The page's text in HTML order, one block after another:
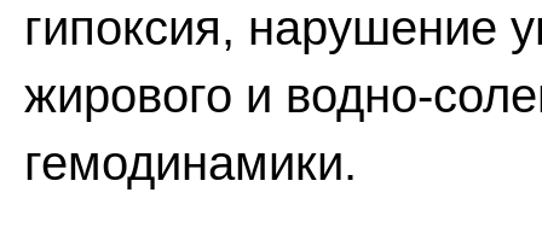
гипоксия, нарушение
жирового и водно-
гемодинамики.